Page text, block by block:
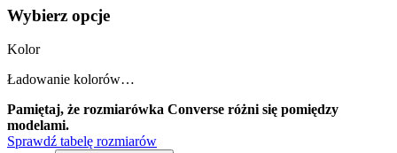
Wybierz opcje
Kolor
Ładowanie kolorów…
Pamiętaj, że rozmiarówka Converse różni się pomiędzy
modelami.
Sprawdź tabelę rozmiarów